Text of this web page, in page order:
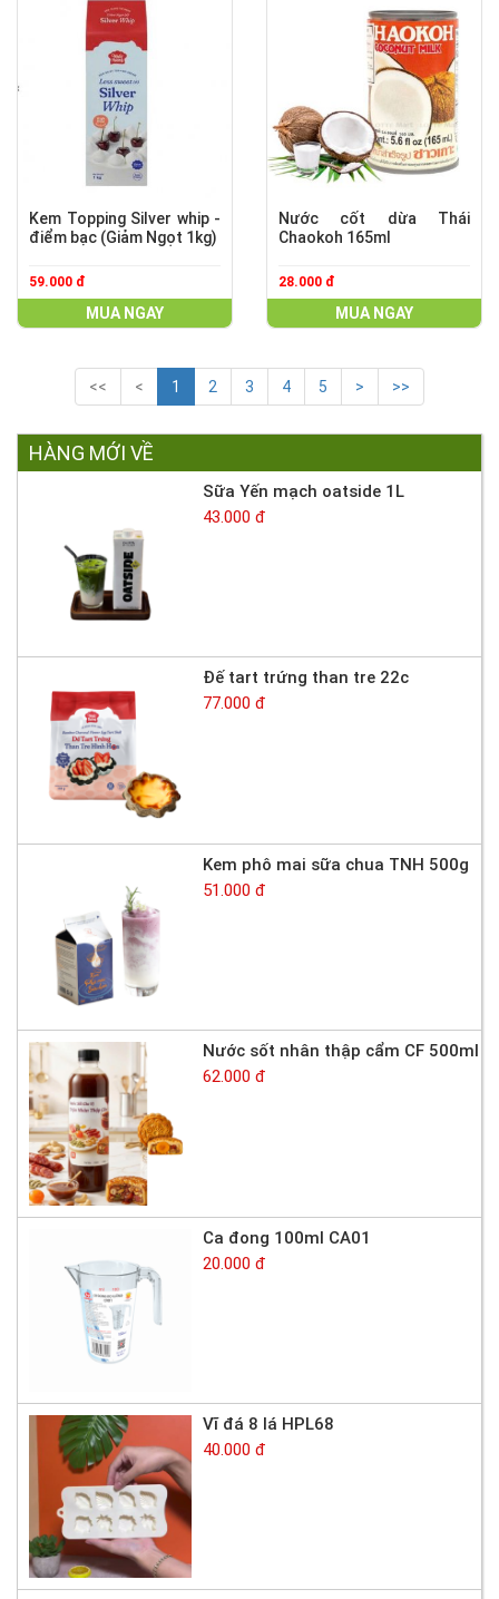
Kem Topping Silver whip -
điểm bạc (Giảm Ngọt 1kg)
59.000 đ
MUA NGAY
Nước cốt dừa Thái
Chaokoh 165ml
28.000 đ
MUA NGAY
<< < 1 2 3 4 5 > >>
HÀNG MỚI VỀ
Sữa Yến mạch oatside 1L
43.000 đ
Đế tart trứng than tre 22c
77.000 đ
Kem phô mai sữa chua TNH 500g
51.000 đ
Nước sốt nhân thập cẩm CF 500ml
62.000 đ
Ca đong 100ml CA01
20.000 đ
Vĩ đá 8 lá HPL68
40.000 đ